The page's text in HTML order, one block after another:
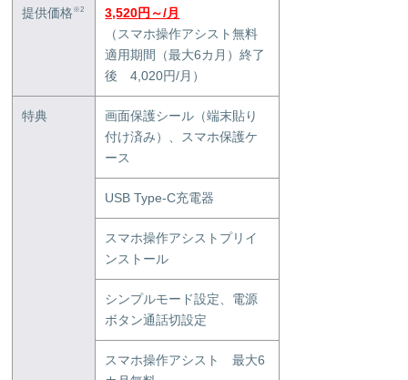
提供価格 ※2 3,520円～/月
（スマホ操作アシスト無料
適用期間（最大6カ月）終了
後 4,020円/月）
特典
画面保護シール（端末貼り
付け済み）、スマホ保護ケ
ース
USB Type-C充電器
スマホ操作アシストプリイ
ンストール
シンプルモード設定、電源
ボタン通話切設定
スマホ操作アシスト 最大6